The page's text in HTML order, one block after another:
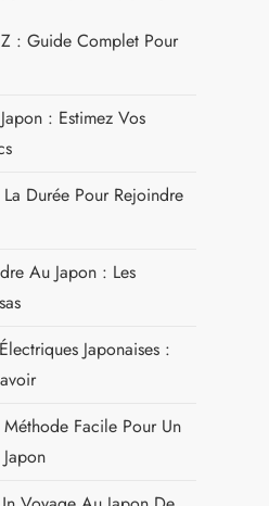
TENDANCES
: Guide Complet Pour
: Estimez Vos